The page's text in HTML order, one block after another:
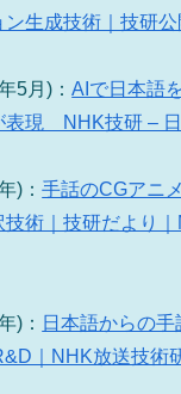
ン生成技術｜技研
5月)：AIで日本語
表現 NHK技研 –
)：手話のCGアニ
技術｜技研だより
)： 日本語からの手
｜NHK放送技術